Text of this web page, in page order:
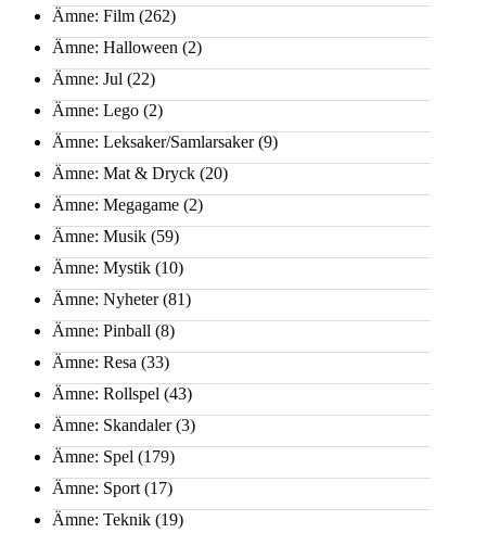
Ämne: Film (262)
Ämne: Halloween (2)
Ämne: Jul (22)
Ämne: Lego (2)
Ämne: Leksaker/Samlarsaker(9)
Ämne: Mat & Dryck (20)
Ämne: Megagame (2)
Ämne: Musik (59)
Ämne: Mystik (10)
Ämne: Nyheter(81)
Ämne: Pinball (8)
Ämne: Resa (33)
Ämne: Rollspel (43)
Ämne: Skandaler(3)
Ämne: Spel (179)
Ämne: Sport (17)
Ämne: Teknik (19)